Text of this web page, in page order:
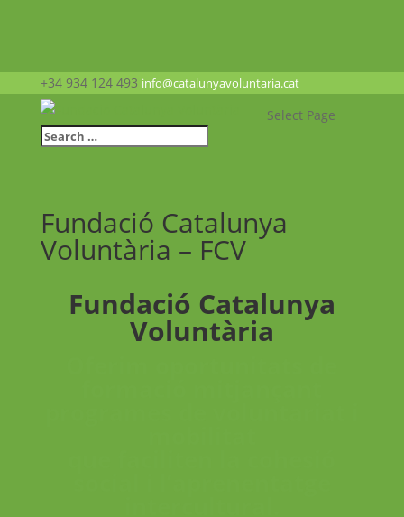
+34 934 124 493 info@catalunyavoluntaria.cat
Select Page
Fundació Catalunya
Voluntària – FCV
Fundació Catalunya
Voluntària